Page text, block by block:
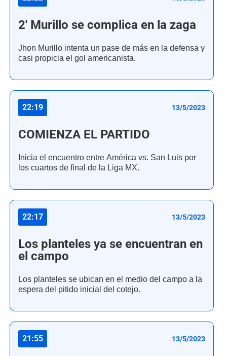
2' Murillo se complica en la zaga
Jhon Murillo intenta un pase de más en la defensa y
casi propicia el gol americanista.
22:19 13/5/2023
COMIENZA EL PARTIDO
Inicia el encuentro entre América vs. San Luis por
los cuartos de final de la Liga MX.
22:17 13/5/2023
Los planteles ya se encuentran en
el campo
Los planteles se ubican en el medio del campo a la
espera del pitido inicial del cotejo.
21:55 13/5/2023